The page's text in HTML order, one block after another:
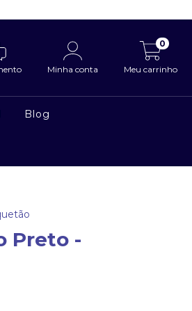
Minha conta Meu carrinho
0
Blog
Preto -